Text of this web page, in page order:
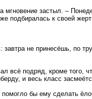
мгновение застыл. –
подбиралась к своей
не принесёшь, по
всё подряд, кроме того,
и весь класс
бы ему сделать